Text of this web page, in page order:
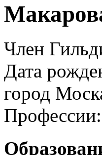
Член
Дата
город
Профессии: